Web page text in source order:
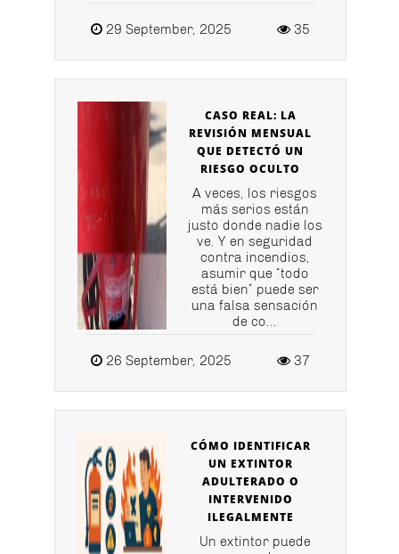
29 September, 2025 35
CASO REAL: LA
REVISIÓN MENSUAL
QUE DETECTÓ UN
RIESGO OCULTO
A veces, los riesgos
más serios están
justo donde nadie los
ve. Y en seguridad
contra incendios,
asumir que “todo
está bien” puede ser
una falsa sensación
de co...
26 September, 2025 37
CÓMO IDENTIFICAR
UN EXTINTOR
ADULTERADO O
INTERVENIDO
ILEGALMENTE
Un extintor puede